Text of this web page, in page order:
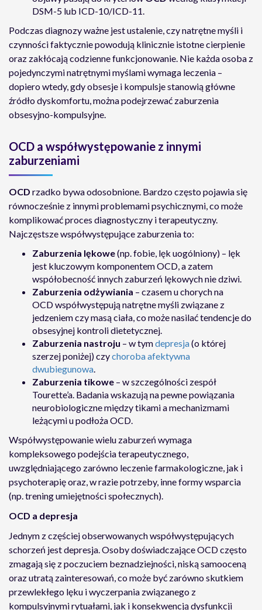
DSM-5 lub ICD-10/ICD-11.
Podczas diagnozy ważne jest ustalenie, czy natrętne myśli i
czynności faktycznie powodują klinicznie istotne cierpienie
oraz zakłócają codzienne funkcjonowanie. Nie każda osoba z
pojedynczymi natrętnymi myślami wymaga leczenia –
dopiero wtedy, gdy obsesje i kompulsje stanowią główne
źródło dyskomfortu, można podejrzewać zaburzenia
obsesyjno-kompulsyjne.
OCD a współwystępowanie z innymi
zaburzeniami
OCD rzadko bywa odosobnione. Bardzo często pojawia się
równocześnie z innymi problemami psychicznymi, co może
komplikować proces diagnostyczny i terapeutyczny.
Najczęstsze współwystępujące zaburzenia to:
Zaburzenia lękowe(np. fobie, lęk uogólniony) – lęk
jest kluczowym komponentem OCD, a zatem
współobecność innych zaburzeń lękowych nie dziwi.
Zaburzenia odżywiania – czasem u chorych na
OCD współwystępują natrętne myśli związane z
jedzeniem czy masą ciała, co może nasilać tendencje do
obsesyjnej kontroli dietetycznej.
Zaburzenia nastroju – w tymdepresja(o której
szerzej poniżej) czychoroba afektywna
dwubiegunowa.
Zaburzenia tikowe – w szczególności zespół
Tourette’a. Badania wskazują na pewne powiązania
neurobiologiczne między tikami a mechanizmami
leżącymi u podłoża OCD.
Współwystępowanie wielu zaburzeń wymaga
kompleksowego podejścia terapeutycznego,
uwzględniającego zarówno leczenie farmakologiczne, jak i
psychoterapię oraz, w razie potrzeby, inne formy wsparcia
(np. trening umiejętności społecznych).
OCD a depresja
Jednym z częściej obserwowanych współwystępujących
schorzeń jest depresja. Osoby doświadczające OCD często
zmagają się z poczuciem beznadziejności, niską samooceną
oraz utratą zainteresowań, co może być zarówno skutkiem
przewlekłego lęku i wyczerpania związanego z
kompulsyjnymi rytuałami, jak i konsekwencją dysfunkcji